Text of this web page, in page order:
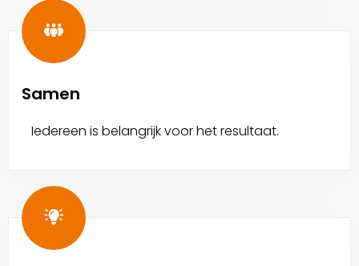
Samen
Iedereen is belangrijk voor het resultaat.